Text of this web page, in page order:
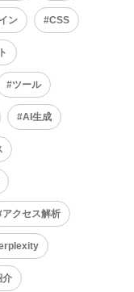
ン CSS
ツール
AI生成
アクセス解析
介